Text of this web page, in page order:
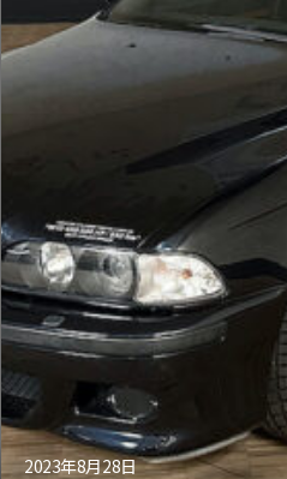
2023年8月28日